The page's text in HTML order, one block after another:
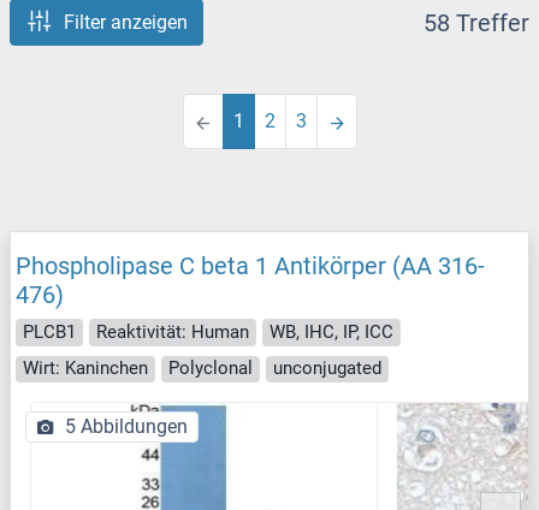
Filter anzeigen 58 Treffer
1 2 3
Phospholipase C beta 1 Antikörper (AA 316-
476)
PLCB1 Reaktivität: Human
WB, IHC, IP, ICC
Wirt: Kaninchen
Polyclonal unconjugated
5 Abbildungen